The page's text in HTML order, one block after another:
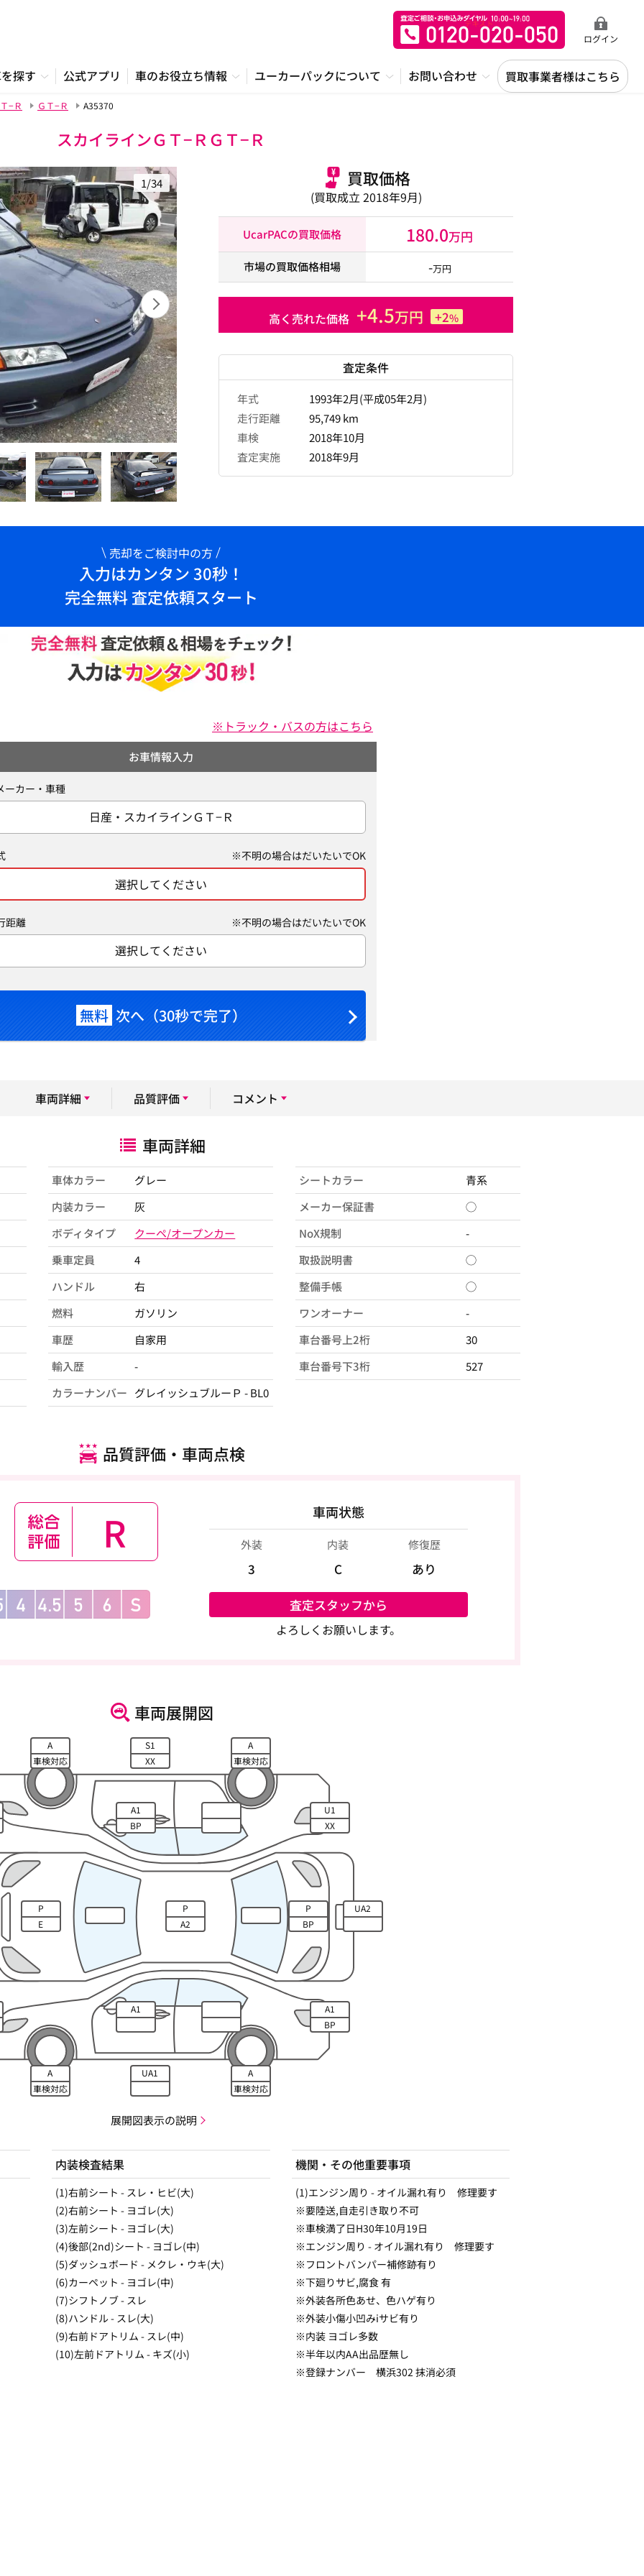
ログイン
探す 公式アプリ 車のお役立ち情報 ユーカーパックについて お問い合わせ 買取事業者様はこちら
−Ｒ ＧＴ−Ｒ A35370
スカイラインＧＴ−ＲＧＴ−Ｒ
1/34 買取価格
(買取成立 2018年9月)
UcarPACの買取価格 180.0万円
市場の買取価格相場 -万円
高く売れた価格 +4.5万円 +2%
査定条件
年式
1993年2月(平成05年2月)
走行距離
95,749 km
車検
2018年10月
査定実施
2018年9月
売却をご検討中の方
入力はカンタン 30秒！
完全無料 査定依頼スタート
※トラック・バスの方はこちら
お車情報入力
ーカー・車種
日産・スカイラインＧＴ−Ｒ
※不明の場合はだいたいでOK
選択してください
距離 ※不明の場合はだいたいでOK
選択してください
無料 次へ（30秒で完了）
車両詳細 品質評価 コメント
車両詳細
車体カラー
グレー
内装カラー
灰
ボディタイプ
クーペ/オープンカー
乗車定員
4
ハンドル
右
燃料
ガソリン
車歴
自家用
輸入歴
-
カラーナンバー グレイッシュブルーＰ - BL0
シートカラー
青系
メーカー保証書
◯
NoX規制
-
取扱説明書
◯
整備手帳
◯
ワンオーナー
-
車台番号上2桁
30
車台番号下3桁
527
品質評価・車両点検
R 車両状態
外装
3
内装
C
修復歴
あり
査定スタッフから
よろしくお願いします。
車両展開図
A
車検対応
S1
XX
A
車検対応
A1
BP
U1
XX
P
E
P
A2
P
BP
UA2
A1
A1
BP
A
車検対応
UA1
A
車検対応
展開図表示の説明
内装検査結果
(1)右前シート - スレ・ヒビ(大)
(2)右前シート - ヨゴレ(大)
(3)左前シート - ヨゴレ(大)
(4)後部(2nd)シート - ヨゴレ(中)
(5)ダッシュボード - メクレ・ウキ(大)
(6)カーペット - ヨゴレ(中)
(7)シフトノブ - スレ
(8)ハンドル - スレ(大)
(9)右前ドアトリム - スレ(中)
(10)左前ドアトリム - キズ(小)
機関・その他重要事項
(1)エンジン周り - オイル漏れ有り 修理要す
※要陸送,自走引き取り不可
※車検満了日H30年10月19日
※エンジン周り - オイル漏れ有り 修理要す
※フロントバンパー補修跡有り
※下廻りサビ,腐食 有
※外装各所色あせ、色ハゲ有り
※外装小傷小凹みiサビ有り
※内装 ヨゴレ多数
※半年以内AA出品歴無し
※登録ナンバー 横浜302 抹消必須